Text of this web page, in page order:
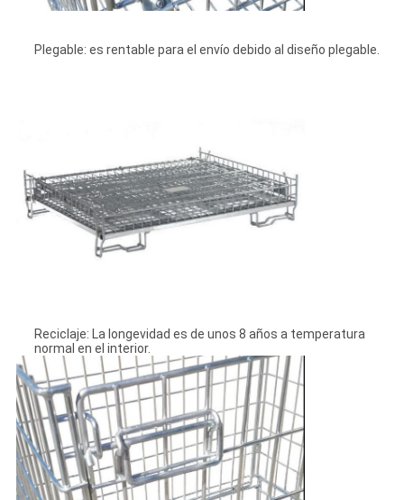
Plegable: es rentable para el envío debido al diseño plegable.
Reciclaje: La longevidad es de unos 8 años a temperatura
normal en el interior.